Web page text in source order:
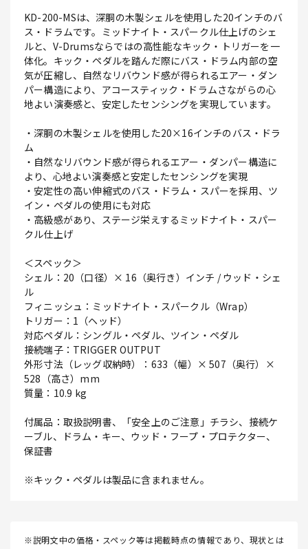
KD-200-MSは、深胴の木製シェルを使用した20インチのバ
ス・ドラムです。ミッドナイト・スパークル仕上げのシェ
ルと、V-Drumsならではの高性能なキック・トリガーを一
体化。キック・ペダルを踏んだ際にバス・ドラム内部の空
気が圧縮し、自然なリバウンド感が得られるエアー・ダン
パー構造により、アコースティック・ドラムさながらの心
地よい演奏感と、安定したセンシングを実現しています。
・深胴の木製シェルを使用した20×16インチのバス・ドラ
ム
・自然なリバウンド感が得られるエアー・ダンパー構造に
より、心地よい演奏感と安定したセンシングを実現
・安定性の高い伸縮式のバス・ドラム・スパーを採用、ツ
イン・ペダルの使用にも対応
・高級感があり、ステージ栄えするミッドナイト・スパー
クル仕上げ
＜スペック＞
シェル：20（口径）× 16（奥行き）インチ / ウッド・シェ
ル
フィニッシュ：ミッドナイト・スパークル（Wrap）
トリガー：1（ヘッド）
対応ペダル：シングル・ペダル、ツイン・ペダル
接続端子：TRIGGER OUTPUT
外形寸法（レッグ収納時）：633（幅）× 507（奥行）×
528（高さ）mm
質量：10.9 kg
付属品：取扱説明書、「安全上のご注意」チラシ、接続ケ
ーブル、ドラム・キー、ウッド・フープ・プロテクター、
保証書
※キック・ペダルは製品に含まれません。
※説明文中の価格・スペック等は掲載時点の情報であり、現状とは